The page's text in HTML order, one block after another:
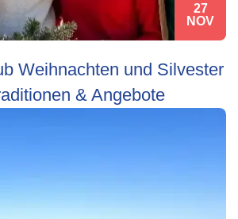
27
NOV
Weihnachten und Silvester
& Angebote